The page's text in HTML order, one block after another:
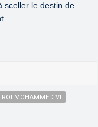
sceller le destin de
ROI MOHAMMED VI